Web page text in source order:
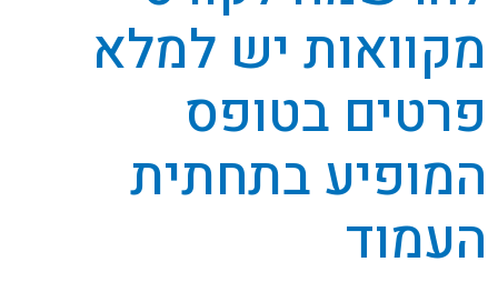
מקוואות יש למלא
פרטים בטופס
המופיע בתחתית
העמוד